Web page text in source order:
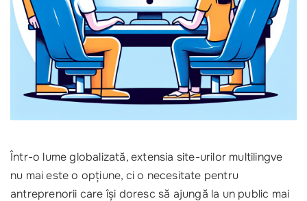
Într-o lume globalizată, extensia site-urilor multilingve
nu mai este o opțiune, ci o necesitate pentru
antreprenorii care își doresc să ajungă la un public mai